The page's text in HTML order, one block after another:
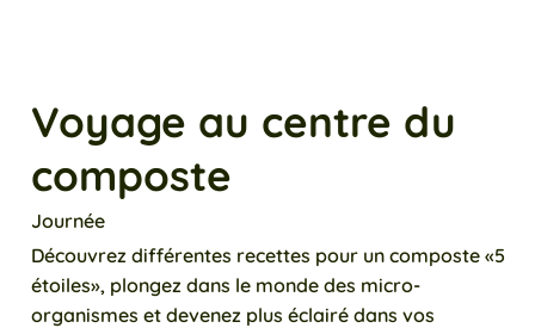
Voyage au centre du
composte
Journée
Découvrez différentes recettes pour un composte «5
étoiles», plongez dans le monde des micro-
organismes et devenez plus éclairé dans vos